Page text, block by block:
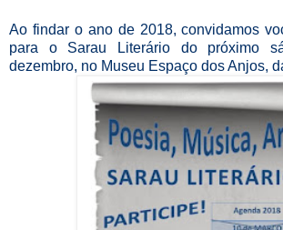
Ao findar o ano de 2018, convidamos
para o Sarau Literário do próximo
dezembro, no Museu Espaço dos Anjos,